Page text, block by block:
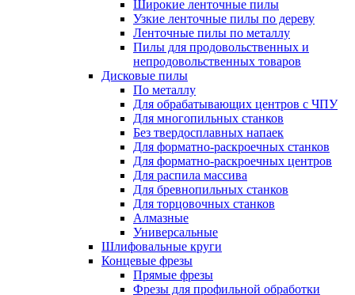
Широкие ленточные пилы
Узкие ленточные пилы по дереву
Ленточные пилы по металлу
Пилы для продовольственных и
непродовольственных товаров
Дисковые пилы
По металлу
Для обрабатывающих центров с ЧПУ
Для многопильных станков
Без твердосплавных напаек
Для форматно-раскроечных станков
Для форматно-раскроечных центров
Для распила массива
Для бревнопильных станков
Для торцовочных станков
Алмазные
Универсальные
Шлифовальные круги
Концевые фрезы
Прямые фрезы
Фрезы для профильной обработки